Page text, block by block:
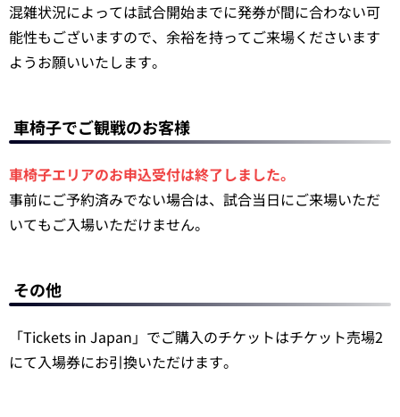
混雑状況によっては試合開始までに発券が間に合わない可
能性もございますので、余裕を持ってご来場くださいます
ようお願いいたします。
車椅子でご観戦のお客様
車椅子エリアのお申込受付は終了しました。
事前にご予約済みでない場合は、試合当日にご来場いただ
いてもご入場いただけません。
その他
「Tickets in Japan」でご購入のチケットはチケット売場2
にて入場券にお引換いただけます。